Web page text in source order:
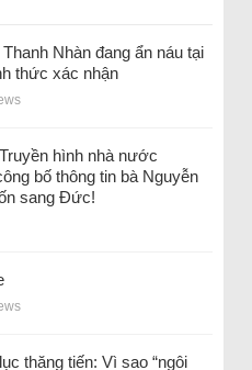
Nhàn đang ẩn náu tại
thức xác nhận
hình nhà nước
bố thông tin bà Nguyễn
sang Đức!
thăng tiến: Vì sao “ngôi